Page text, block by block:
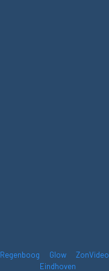
Regenboog
Glow
Eindhoven
Zon